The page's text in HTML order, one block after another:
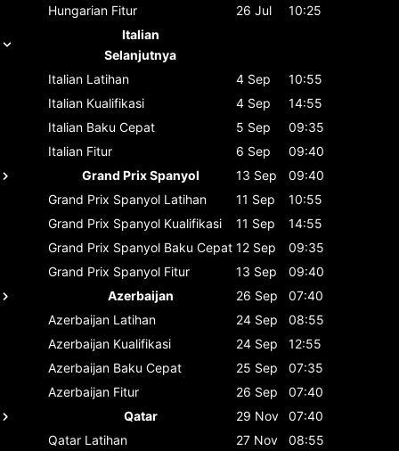
Hungarian Fitur 26 Jul
10:25
Italian
Selanjutnya
Italian Latihan 4 Sep
10:55
Italian Kualifikasi 4 Sep
14:55
Italian Baku Cepat 5 Sep
09:35
Italian Fitur 6 Sep
09:40
Grand Prix Spanyol
13 Sep
09:40
Grand Prix Spanyol Latihan 11 Sep
10:55
Grand Prix Spanyol Kualifikasi 11 Sep
14:55
Grand Prix Spanyol Baku Cepat 12 Sep
09:35
Grand Prix Spanyol Fitur 13 Sep
09:40
Azerbaijan
26 Sep
07:40
Azerbaijan Latihan 24 Sep
08:55
Azerbaijan Kualifikasi 24 Sep
12:55
Azerbaijan Baku Cepat 25 Sep
07:35
Azerbaijan Fitur 26 Sep
07:40
Qatar
29 Nov
07:40
Qatar Latihan 27 Nov
08:55